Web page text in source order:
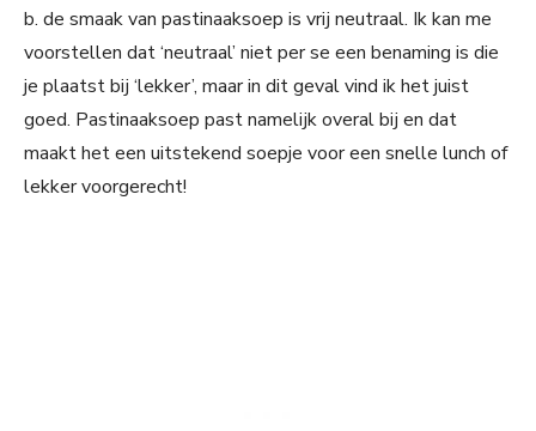
b. de smaak van pastinaaksoep is vrij neutraal. Ik kan me
voorstellen dat ‘neutraal’ niet per se een benaming is die
je plaatst bij ‘lekker’, maar in dit geval vind ik het juist
goed. Pastinaaksoep past namelijk overal bij en dat
maakt het een uitstekend soepje voor een snelle lunch of
lekker voorgerecht!